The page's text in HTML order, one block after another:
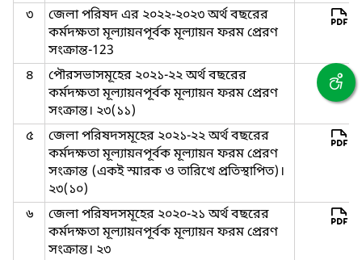
৩
জেলা পরিষদ এর ২০২২-২০২৩ অর্থ বছরের
কর্মদক্ষতা মূল্যায়নপূর্বক মূল্যায়ন ফরম প্রেরণ
সংক্রান্ত-123
৪
পৌরসভাসমূহের ২০২১-২২ অর্থ বছরের
কর্মদক্ষতা মূল্যায়নপূর্বক মূল্যায়ন ফরম প্রেরণ
সংক্রান্ত। ২৩(১১)
৫
জেলা পরিষদসমূহের ২০২১-২২ অর্থ বছরের
কর্মদক্ষতা মূল্যায়নপূর্বক মূল্যায়ন ফরম প্রেরণ
সংক্রান্ত (একই স্মারক ও তারিখে প্রতিস্থাপিত)।
২৩(১০)
৬
জেলা পরিষদসমূহের ২০২০-২১ অর্থ বছরের
কর্মদক্ষতা মূল্যায়নপূর্বক মূল্যায়ন ফরম প্রেরণ
সংক্রান্ত। ২৩